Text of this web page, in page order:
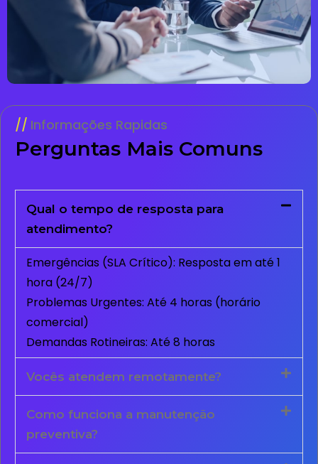
Informações Rapidas
Perguntas Mais Comuns
Qual o tempo de resposta para
atendimento?
Emergências (SLA Crítico): Resposta em até 1
hora (24/7)
Problemas Urgentes: Até 4 horas (horário
comercial)
Demandas Rotineiras: Até 8 horas
Vocês atendem remotamente?
Como funciona a manutenção
preventiva?